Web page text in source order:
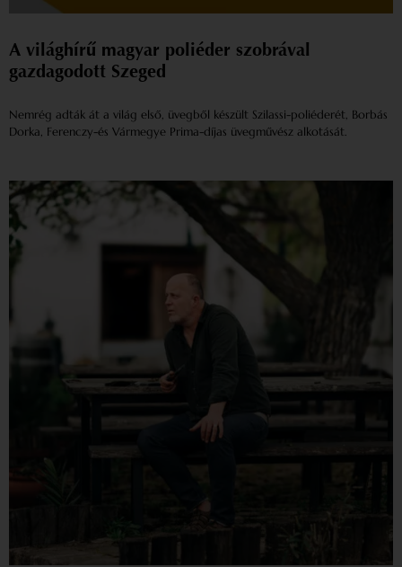
A világhírű magyar poliéder szobrával
gazdagodott Szeged
Nemrég adták át a világ első, üvegből készült Szilassi-poliéderét, Borbás
Dorka, Ferenczy-és Vármegye Prima-díjas üvegművész alkotását.